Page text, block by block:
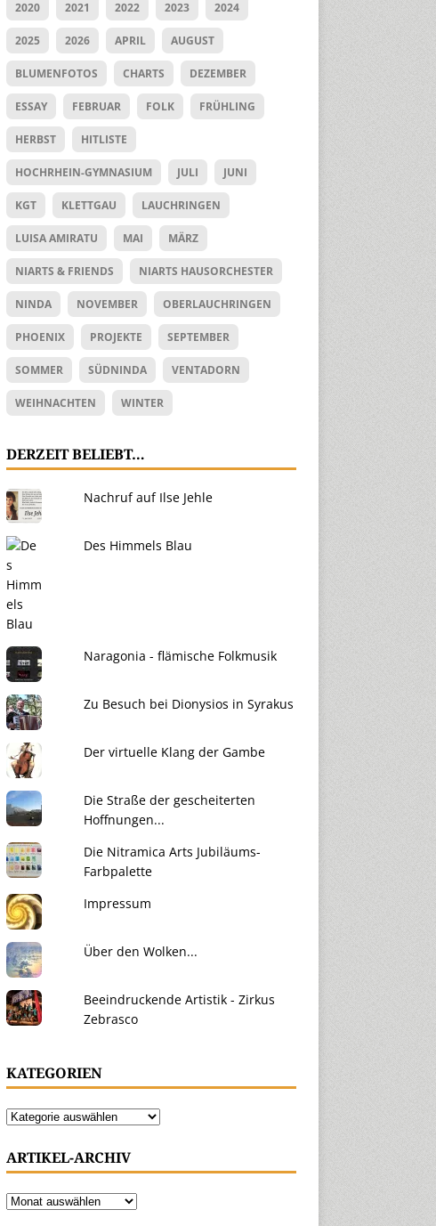
2020 2021 2022 2023 2024
2025 2026 APRIL AUGUST
BLUMENFOTOS CHARTS DEZEMBER
ESSAY FEBRUAR FOLK FRÜHLING
HERBST HITLISTE
HOCHRHEIN-GYMNASIUM JULI JUNI
KGT KLETTGAU LAUCHRINGEN
LUISA AMIRATU MAI MÄRZ
NIARTS & FRIENDS NIARTS HAUSORCHESTER
NINDA NOVEMBER OBERLAUCHRINGEN
PHOENIX PROJEKTE SEPTEMBER
SOMMER SÜDNINDA VENTADORN
WEIHNACHTEN WINTER
DERZEIT BELIEBT…
Nachruf auf Ilse Jehle
Des Himmels Blau
Naragonia - flämische Folkmusik
Zu Besuch bei Dionysios in Syrakus
Der virtuelle Klang der Gambe
Die Straße der gescheiterten
Hoffnungen...
Die Nitramica Arts Jubiläums-
Farbpalette
Impressum
Über den Wolken...
Beeindruckende Artistik - Zirkus
Zebrasco
KATEGORIEN
ARTIKEL-ARCHIV